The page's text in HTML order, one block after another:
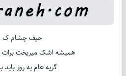
حیف چشام ک
همیشه اشک میریخت برات
گریه هام یه روز